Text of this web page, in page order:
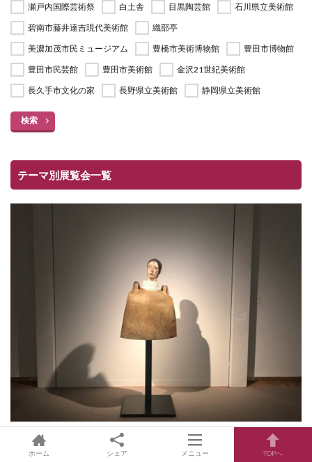
瀬戸内国際芸術祭
白土舎 目黒陶芸館
石川県立美術館
碧南市藤井達吉現代美術館
織部亭
美濃加茂市民ミュージアム
豊橋市美術博物館
豊田市博物館
豊田市民芸館
豊田市美術館
金沢21世紀美術館
長久手市文化の家
長野県立美術館 静岡県立美術館
検索
テーマ別展覧会一覧
ホーム シェア メニュー TOPへ